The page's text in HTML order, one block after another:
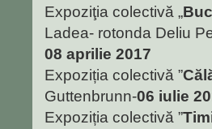
Expoziţia colectivă „
Ladea- rotonda Deliu
08 aprilie 2017
Expoziția colectivă ”
Guttenbrunn-06 iulie
Expoziția colectivă ”